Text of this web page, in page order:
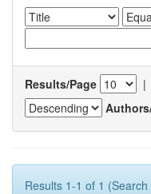
Results/Page |
Results 1-1 of 1